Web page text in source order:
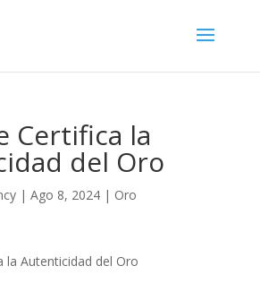
Certifica la
del Oro
| Ago 8, 2024| Oro
la Autenticidad del Oro